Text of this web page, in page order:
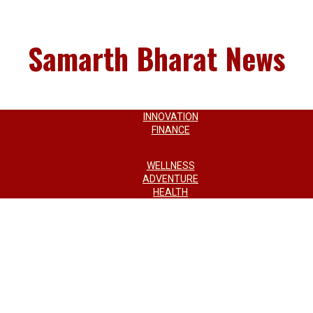
Samarth Bharat News
INNOVATION
FINANCE
WELLNESS
ADVENTURE
HEALTH